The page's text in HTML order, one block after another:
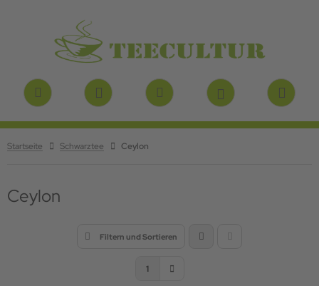
Startseite Schwarztee Ceylon
Ceylon
Filtern und Sortieren
1